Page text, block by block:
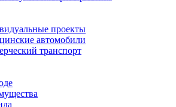
проекты
автомобили
транспорт